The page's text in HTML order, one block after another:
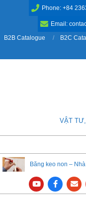
Phone: +84
Email:
B2B Catalogue
B2C
VẬT
Navigation
Menu
Băng keo non –